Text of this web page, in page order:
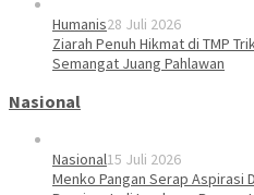
Humanis28 Juli 2026
Ziarah Penuh Hikmat di TMP
Semangat Juang Pahlawan
Nasional
Nasional15 Juli 2026
Menko Pangan Serap Aspirasi